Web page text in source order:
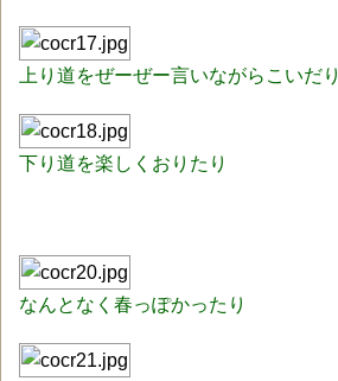
上り道をぜーぜー言いながらこいだり
下り道を楽しくおりたり
なんとなく春っぽかったり